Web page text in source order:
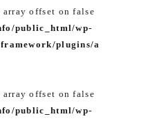
offset on false
public_html/wp-
plugins/a
offset on false
public_html/wp-